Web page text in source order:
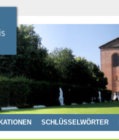
SCHLÜSSELWÖRTER